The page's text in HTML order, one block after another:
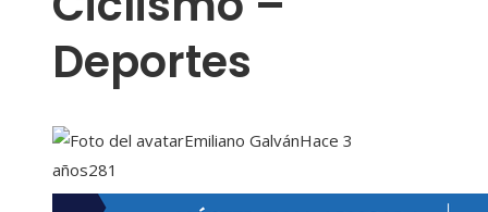
Deportes
Emiliano GalvánHace 3
años281